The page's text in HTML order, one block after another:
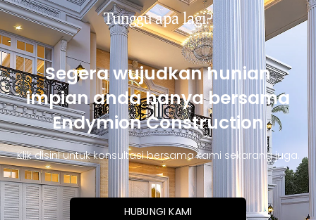
Tunggu apa lagi?
Segera wujudkan hunian
impian anda hanya bersama
Endymion Construction
Klik disini untuk konsultasi bersama kami sekarang juga.
HUBUNGI KAMI